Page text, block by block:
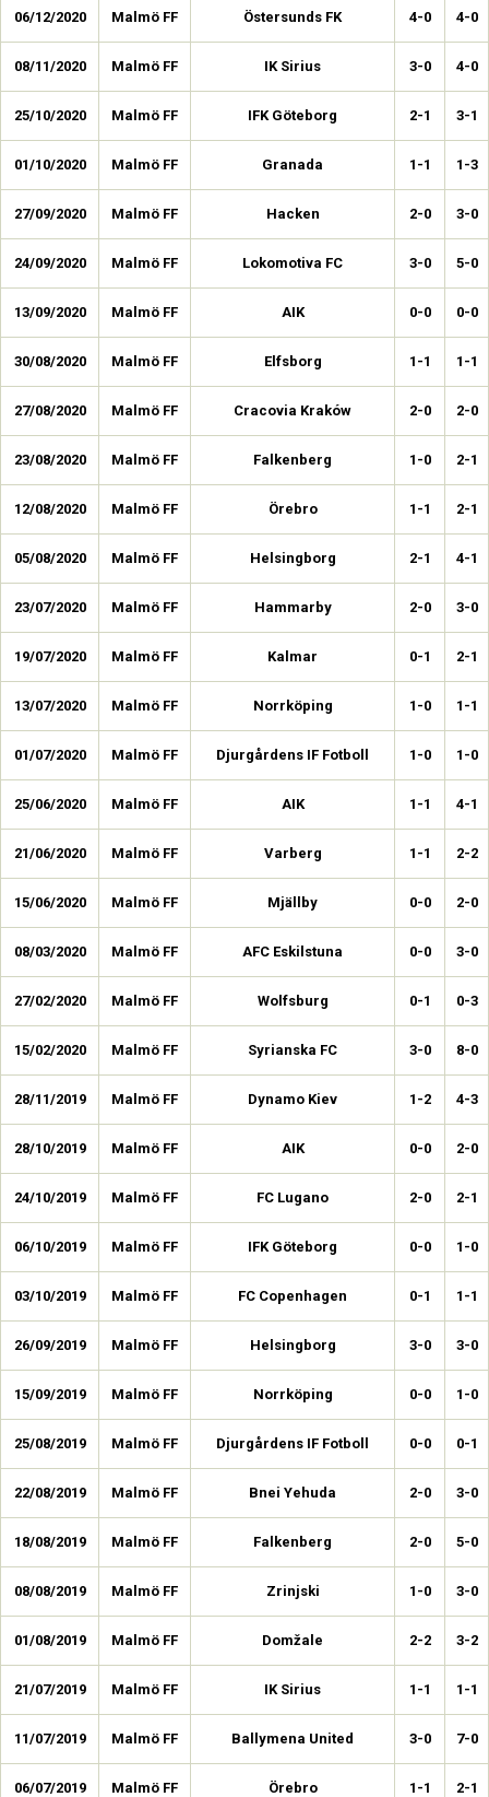
06/12/2020 Malmö FF Östersunds FK 4-0 4-0
08/11/2020 Malmö FF IK Sirius 3-0 4-0
25/10/2020 Malmö FF IFK Göteborg 2-1 3-1
01/10/2020 Malmö FF Granada 1-1 1-3
27/09/2020 Malmö FF Hacken 2-0 3-0
24/09/2020 Malmö FF Lokomotiva FC 3-0 5-0
13/09/2020 Malmö FF AIK 0-0 0-0
30/08/2020 Malmö FF Elfsborg 1-1 1-1
27/08/2020 Malmö FF Cracovia Kraków 2-0 2-0
23/08/2020 Malmö FF Falkenberg 1-0 2-1
12/08/2020 Malmö FF Örebro 1-1 2-1
05/08/2020 Malmö FF Helsingborg 2-1 4-1
23/07/2020 Malmö FF Hammarby 2-0 3-0
19/07/2020 Malmö FF Kalmar 0-1 2-1
13/07/2020 Malmö FF Norrköping 1-0 1-1
01/07/2020 Malmö FF Djurgårdens IF Fotboll 1-0 1-0
25/06/2020 Malmö FF AIK 1-1 4-1
21/06/2020 Malmö FF Varberg 1-1 2-2
15/06/2020 Malmö FF Mjällby 0-0 2-0
08/03/2020 Malmö FF AFC Eskilstuna 0-0 3-0
27/02/2020 Malmö FF Wolfsburg 0-1 0-3
15/02/2020 Malmö FF Syrianska FC 3-0 8-0
28/11/2019 Malmö FF Dynamo Kiev 1-2 4-3
28/10/2019 Malmö FF AIK 0-0 2-0
24/10/2019 Malmö FF FC Lugano 2-0 2-1
06/10/2019 Malmö FF IFK Göteborg 0-0 1-0
03/10/2019 Malmö FF FC Copenhagen 0-1 1-1
26/09/2019 Malmö FF Helsingborg 3-0 3-0
15/09/2019 Malmö FF Norrköping 0-0 1-0
25/08/2019 Malmö FF Djurgårdens IF Fotboll 0-0 0-1
22/08/2019 Malmö FF Bnei Yehuda 2-0 3-0
18/08/2019 Malmö FF Falkenberg 2-0 5-0
08/08/2019 Malmö FF Zrinjski 1-0 3-0
01/08/2019 Malmö FF Domžale 2-2 3-2
21/07/2019 Malmö FF IK Sirius 1-1 1-1
11/07/2019 Malmö FF Ballymena United 3-0 7-0
06/07/2019 Malmö FF Örebro 1-1 2-1